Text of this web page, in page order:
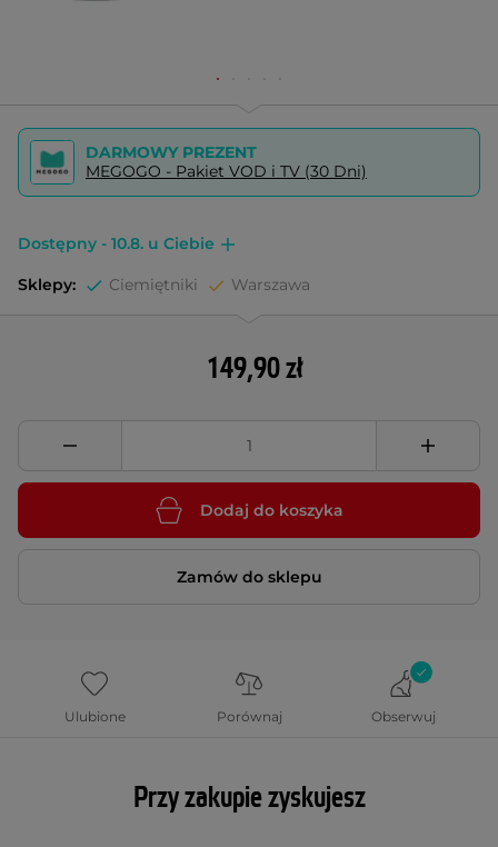
DARMOWY PREZENT
MEGOGO - Pakiet VOD i TV (30 Dni)
Dostępny - 10.8. u Ciebie
Sklepy: Ciemiętniki Warszawa
149,90 zł
Dodaj do koszyka
Zamów do sklepu
Ulubione Porównaj Obserwuj
Przy zakupie zyskujesz